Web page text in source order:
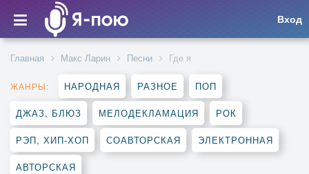
Вход
Главная Макс Ларин Песни Где я
ЖАНРЫ: НАРОДНАЯ РАЗНОЕ ПОП
ДЖАЗ, БЛЮЗ МЕЛОДЕКЛАМАЦИЯ РОК
РЭП, ХИП-ХОП СОАВТОРСКАЯ ЭЛЕКТРОННАЯ
АВТОРСКАЯ